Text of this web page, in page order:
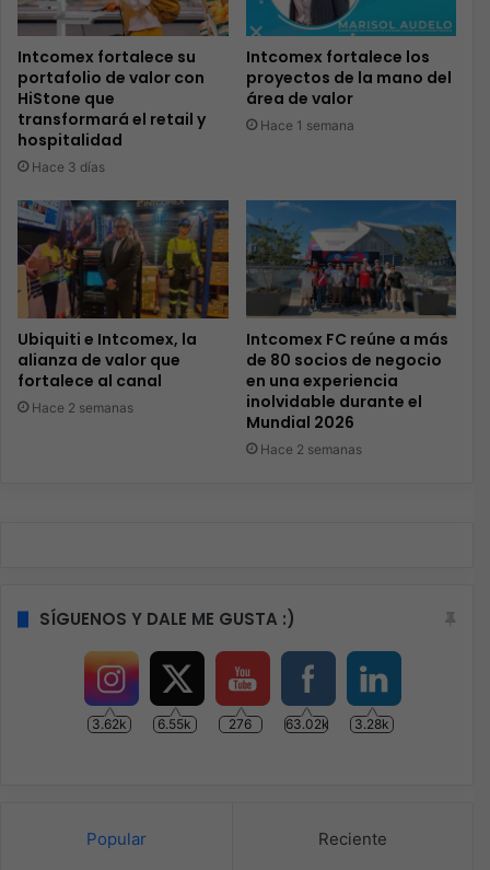
Intcomex fortalece su
portafolio de valor con
HiStone que
transformará el retail y
hospitalidad
Hace 3 días
Intcomex fortalece los
proyectos de la mano del
área de valor
Hace 1 semana
Ubiquiti e Intcomex, la
alianza de valor que
fortalece al canal
Hace 2 semanas
Intcomex FC reúne a más
de 80 socios de negocio
en una experiencia
inolvidable durante el
Mundial 2026
Hace 2 semanas
SÍGUENOS Y DALE ME GUSTA :)
3.62k 6.55k 276 63.02k 3.28k
Popular Reciente